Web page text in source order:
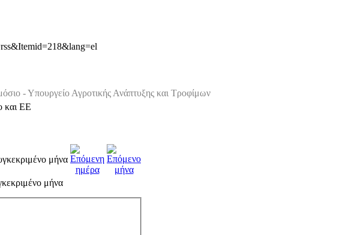
- Υπουργείο Αγροτικής Ανάπτυξης και Τροφίμων
μήνα